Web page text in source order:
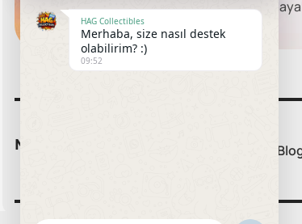
Menü:
HAG Collectibles
Merhaba, size nasıl destek
olabilirim? :)
09:52